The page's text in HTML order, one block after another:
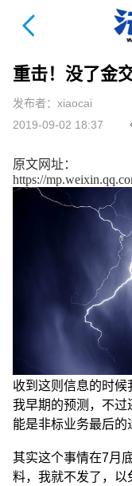
重击！没了金
发布者：xiaocai
2019-09-02 18:37
原文网址：
https://
收到这则信息的时
我早期的预测，不过
能是非标业务最后的
其实这个事情在7月
料，我就不发了，以